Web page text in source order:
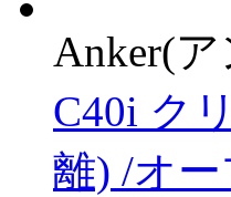
Anker(
C40i ク
離) /オ